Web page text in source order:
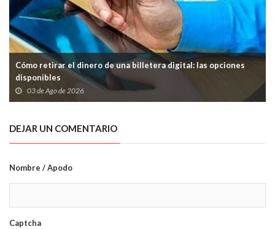
Cómo retirar el dinero de una billetera digital: las opciones
disponibles
03 de Ago de 2026
DEJAR UN COMENTARIO
Nombre / Apodo
Captcha